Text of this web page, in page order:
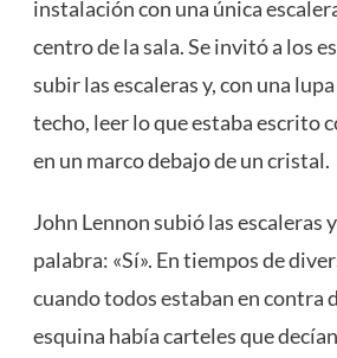
instalación con una única
centro de la sala. Se invitó a los
subir las escaleras y, con una
techo, leer lo que estaba escrito
en un marco debajo de un cristal.
John Lennon subió las escaleras
palabra: «Sí». En tiempos de
cuando todos estaban en contra
esquina había carteles que